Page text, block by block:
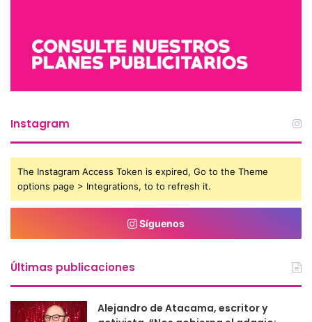
Instagram
The Instagram Access Token is expired, Go to the Theme
options page > Integrations, to to refresh it.
Síguenos
Últimas publicaciones
Alejandro de Atacama, escritor y